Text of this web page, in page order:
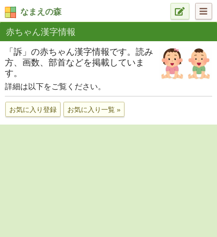
なまえの森
赤ちゃん漢字情報
「訴」の赤ちゃん漢字情報です。読み
方、画数、部首などを掲載していま
す。
詳細は以下をご覧ください。
お気に入り登録 お気に入り一覧 »